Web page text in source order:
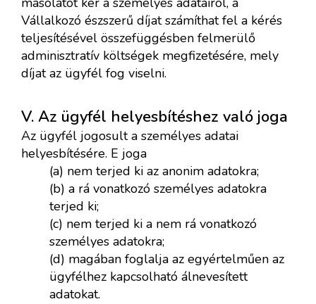
Vállalkozó észszerű díjat számíthat fel a kérés
teljesítésével összefüggésben felmerülő
adminisztratív költségek megfizetésére, mely
díjat az ügyfél fog viselni.
V. Az ügyfél helyesbítéshez való joga
Az ügyfél jogosult a személyes adatai
helyesbítésére. E joga
(a) nem terjed ki az anonim adatokra;
(b) a rá vonatkozó személyes adatokra
terjed ki;
(c) nem terjed ki a nem rá vonatkozó
személyes adatokra;
(d) magában foglalja az egyértelműen az
ügyfélhez kapcsolható álnevesített
adatokat.